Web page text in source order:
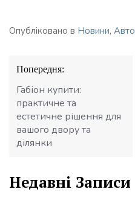
Опубліковано в Новини, Авто
Навігація
записів
Попередня:
Габіон купити:
практичне та
естетичне рішення для
вашого двору та
ділянки
Недавні Записи